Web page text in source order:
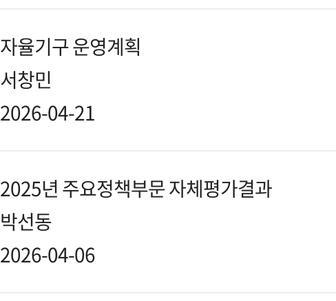
자율기구 운영계획
서창민
2026-04-21
2025년 주요정책부문 자체평가결과
박선동
2026-04-06